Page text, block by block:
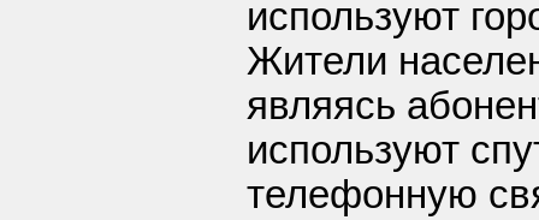
используют
Жители
являясь
используют
телефонную